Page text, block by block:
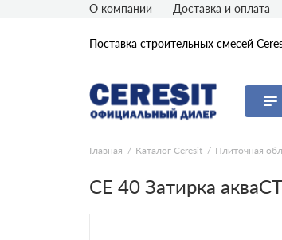
Поставка строительных смесей
Перейти в каталог
Утепление фасадов
О компании Доставка и оплата
Главная Каталог Ceresit Плиточная
CE 40 Затирка